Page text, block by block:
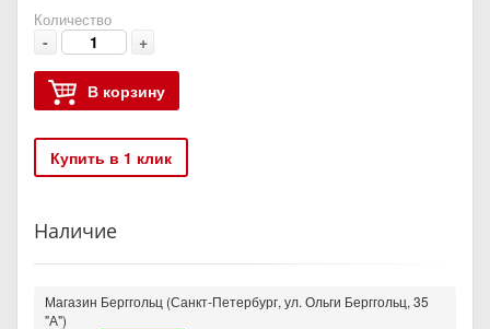
Количество
- +
В корзину
Купить в 1 клик
Наличие
Магазин Берггольц (Санкт-Петербург, ул. Ольги Берггольц, 35
"А")